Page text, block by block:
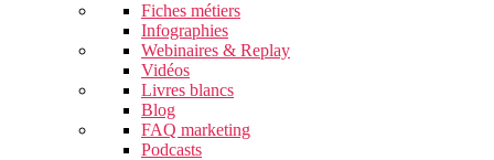
Fiches métiers
Infographies
Webinaires & Replay
Vidéos
Livres blancs
Blog
FAQ marketing
Podcasts